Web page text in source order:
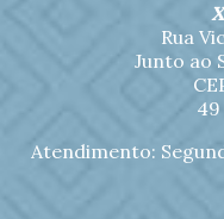
Rua
Junto ao
Atendimento: